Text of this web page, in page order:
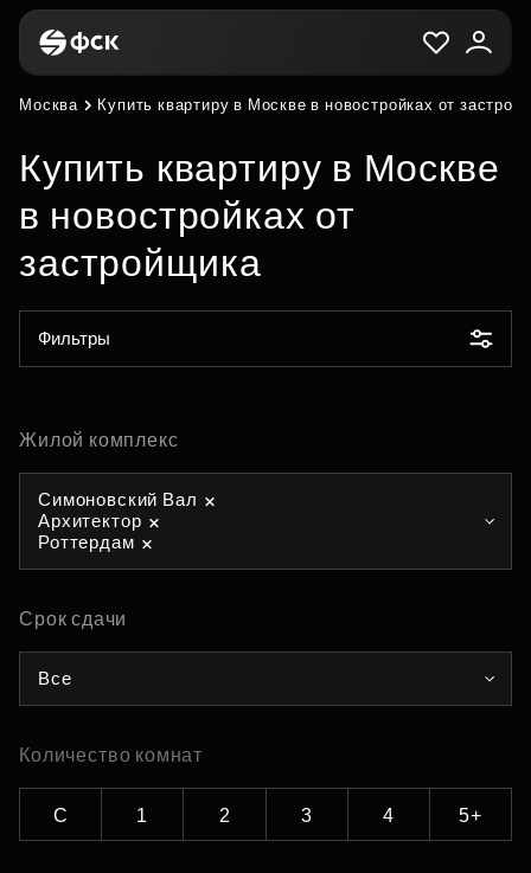
Москва Купить квартиру в Москве в новостройках от
Купить квартиру в Москве
в новостройках от
застройщика
Фильтры
Жилой комплекс
Симоновский Вал
Архитектор
Роттердам
Срок сдачи
Все
Количество комнат
С 1 2 3 4 5+